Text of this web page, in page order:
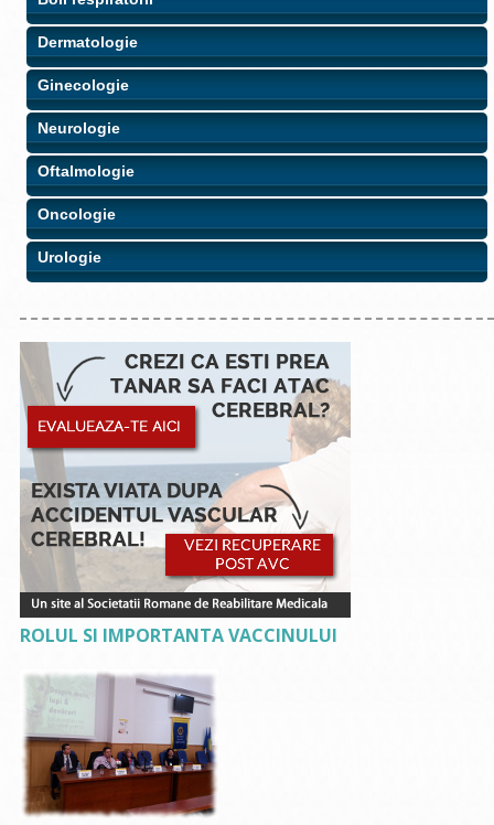
Dermatologie
Ginecologie
Neurologie
Oftalmologie
Oncologie
Urologie
ROLUL SI IMPORTANTA VACCINULUI